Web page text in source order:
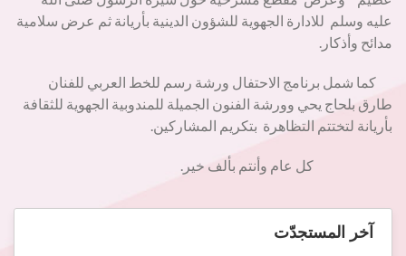
عليه وسلم للادارة الجهوية للشؤون الدينية بأريانة ثم عرض سلامية
مدائح وأذكار.
كما شمل برنامج الاحتفال ورشة رسم للخط العربي للفنان
طارق بلحاج يحي وورشة الفنون الجميلة للمندوبية الجهوية للثقافة
بأريانة لتختتم التظاهرة بتكريم المشاركين.
كل عام وأنتم بألف خير.
آخر المستجدّت